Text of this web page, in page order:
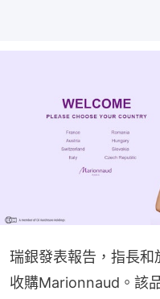
瑞銀發表報告，指長
收購Marionnaud。該